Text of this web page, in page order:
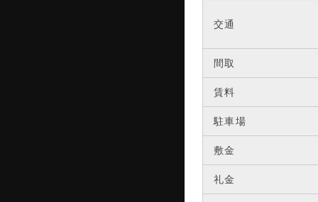
交通
間取
賃料
駐車場
敷金
礼金